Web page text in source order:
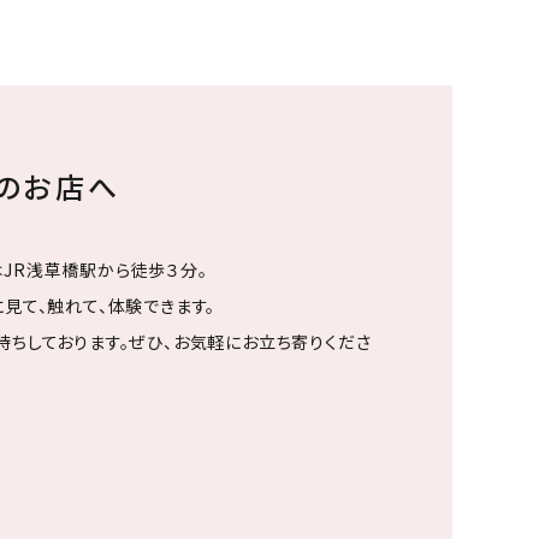
お店へ
浅草橋駅から徒歩３分。
て、触れて、体験できます。
しております。ぜひ、お気軽にお立ち寄りくださ